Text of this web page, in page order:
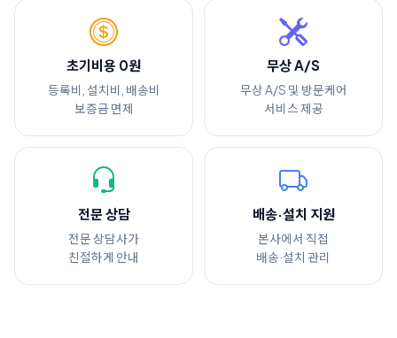
초기비용 0원
등록비, 설치비, 배송비
보증금 면제
무상 A/S
무상 A/S 및 방문케어
서비스 제공
전문 상담
전문 상담사가
친절하게 안내
배송·설치 지원
본사에서 직접
배송·설치 관리